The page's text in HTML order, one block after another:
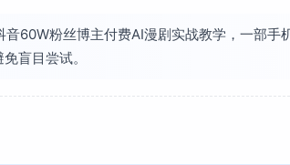
60W粉丝博主付费AI漫剧实战教学，一部
盲目尝试。